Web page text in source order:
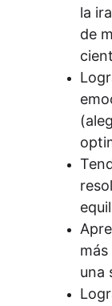
la
de
una